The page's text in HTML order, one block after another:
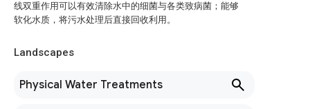
线双重作用可以有效清除水中的细菌与各类致病菌；能够
软化水质，将污水处理后直接回收利用。
Landscapes
Physical Water Treatments